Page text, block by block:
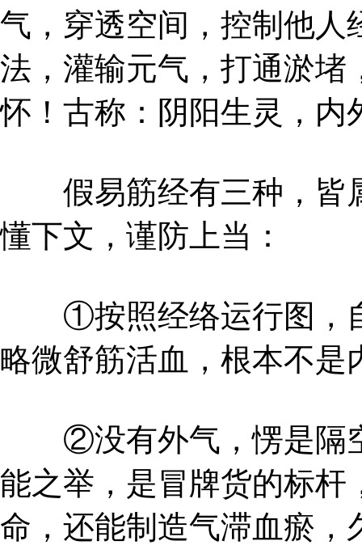
气，穿透空间，控制他人
法，灌输元气，打通淤堵
怀！古称：阴阳生灵，内
假易筋经有三种，皆
懂下文，谨防上当：
①按照经络运行图，自
略微舒筋活血，根本不是
②没有外气，愣是隔空
能之举，是冒牌货的标杆
命，还能制造气滞血瘀，